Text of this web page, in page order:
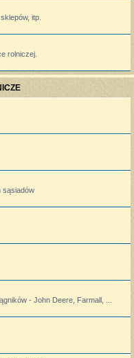
itp.
rolniczej.
sąsiadów
- John Deere, Farmall, ...